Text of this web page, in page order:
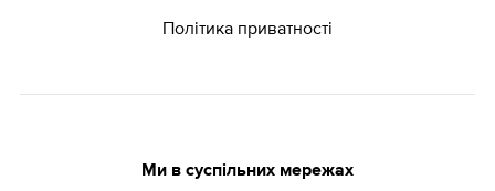
Політика приватності
Ми в суспільних мережах